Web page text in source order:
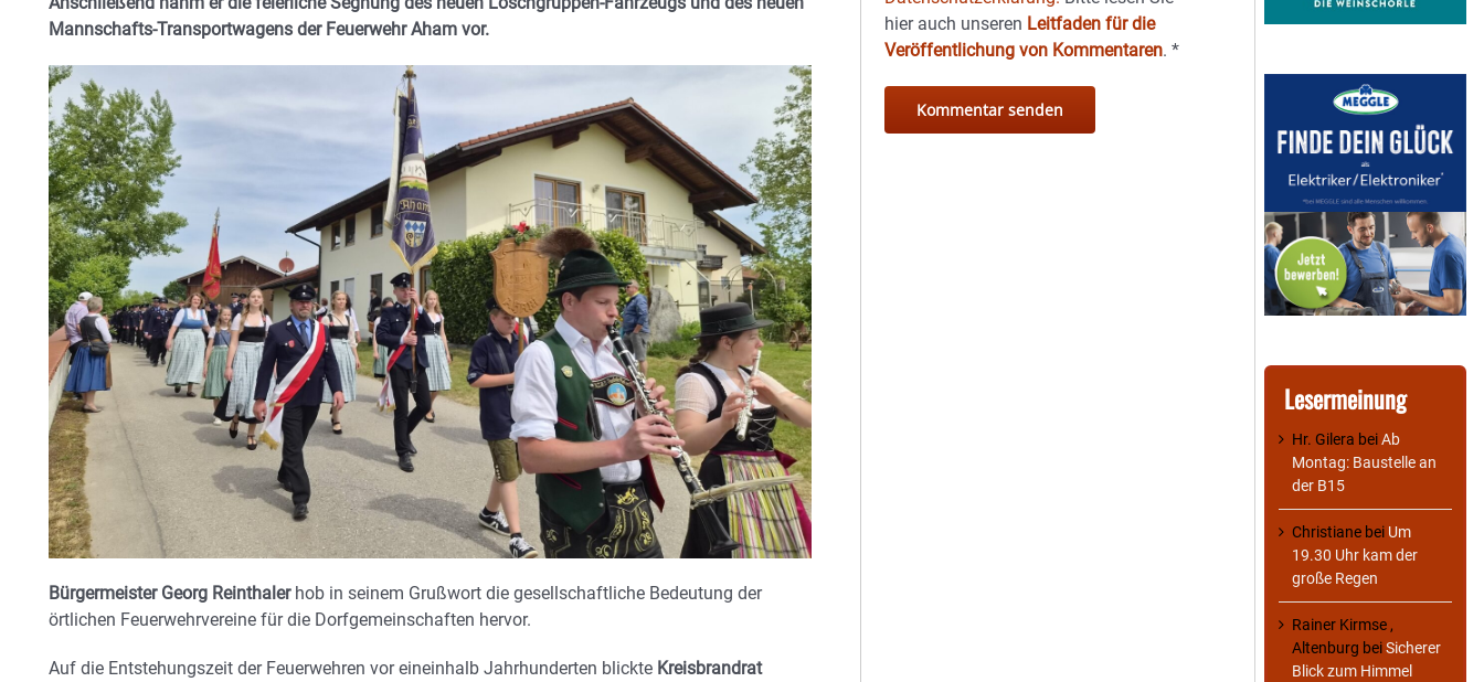
Mannschafts-Transportwagens der Feuerwehr Aham vor.
Bürgermeister Georg Reinthalerhob in seinem Grußwort die gesellschaftliche Bedeutung der
örtlichen Feuerwehrvereine für die Dorfgemeinschaften hervor.
Auf die Entstehungszeit der Feuerwehren vor eineinhalb Jahrhunderten blickte Kreisbrandrat
hier auch unseren Leitfaden für die
Veröffentlichung von Kommentaren.*
Lesermeinung
Hr. Gilera beiAb
Montag: Baustelle an
der B15
Christiane bei Um
19.30 Uhr kam der
große Regen
Rainer Kirmse ,
Altenburg beiSicherer
Blick zum Himmel